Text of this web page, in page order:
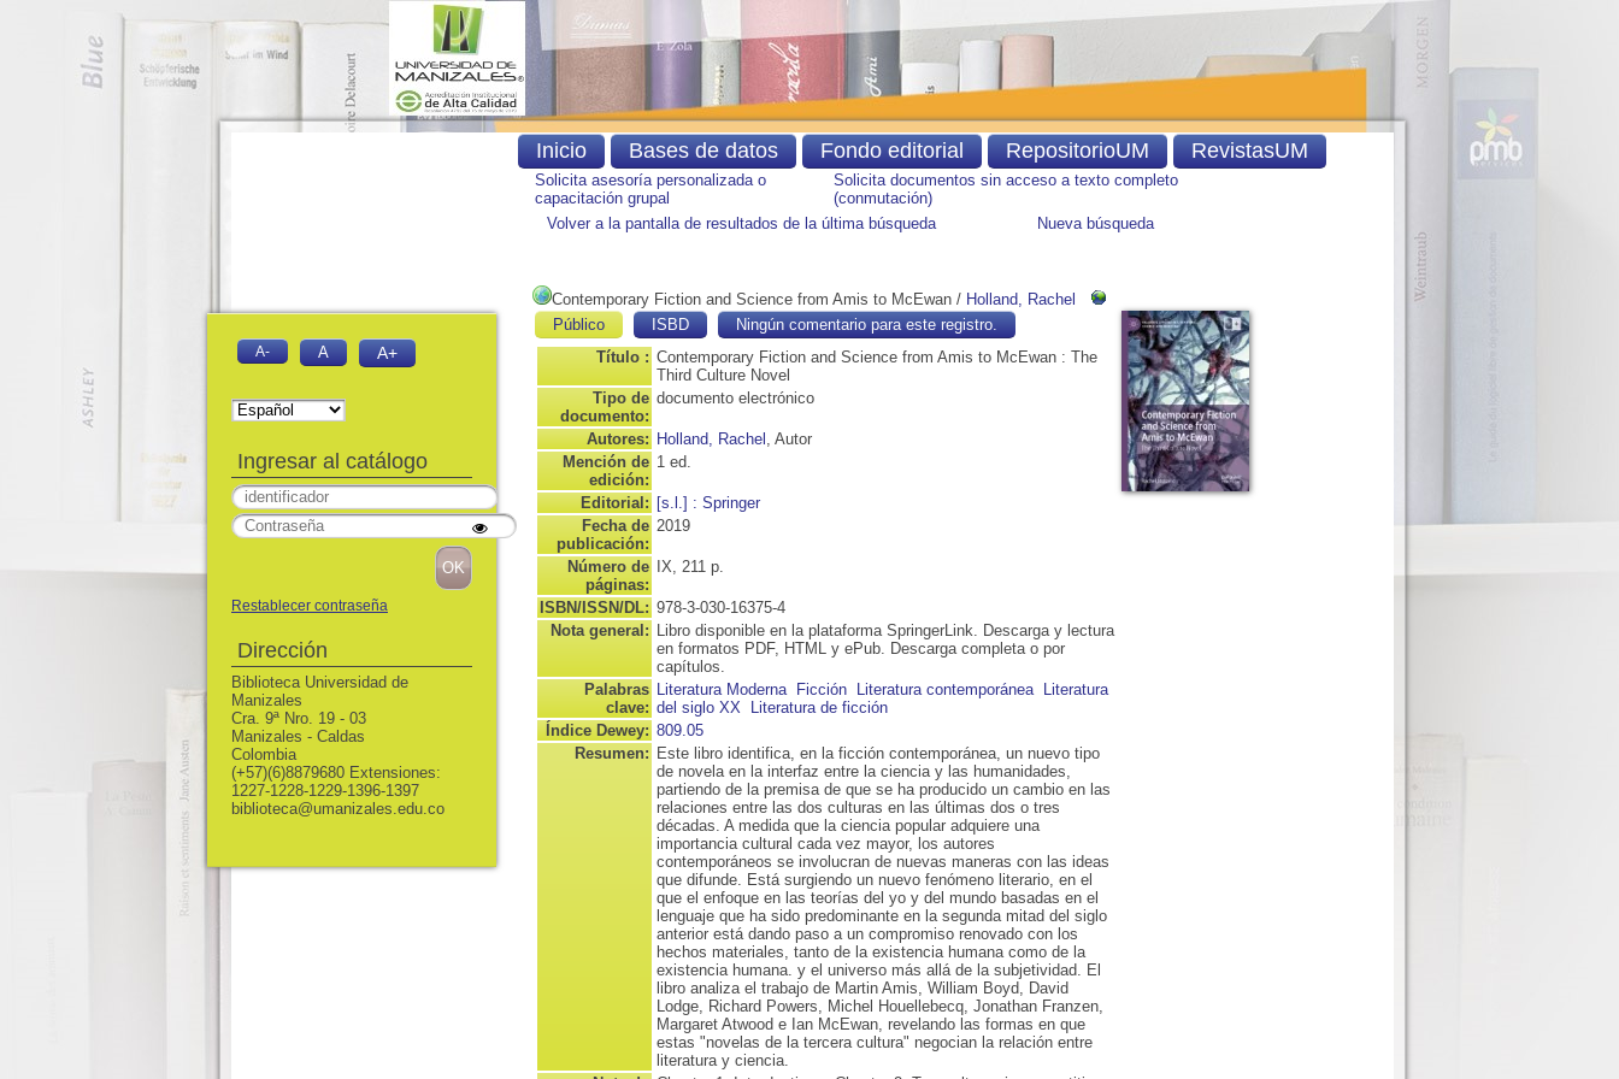
Solicita asesoría personalizada o
capacitación grupal
Solicita documentos sin acceso a texto completo
(conmutación)
Volver a la pantalla de resultados de la última búsqueda
Nueva búsqueda
Contemporary Fiction and Science from Amis to McEwan / Holland, Rachel
Público
ISBD
Ningún comentario para este registro.
Título : Contemporary Fiction and Science from Amis to McEwan : The
Third Culture Novel
Tipo de
documento:
documento electrónico
Autores: Holland, Rachel , Autor
Mención de
edición:
1 ed.
Editorial: [s.l.] : Springer
Fecha de
publicación:
2019
Número de
páginas:
IX, 211 p.
ISBN/ISSN/DL: 978-3-030-16375-4
Nota general: Libro disponible en la plataforma SpringerLink. Descarga y lectura
en formatos PDF, HTML y ePub. Descarga completa o por
capítulos.
Palabras
clave:
Literatura Moderna Ficción Literatura contemporánea
Literatura
del siglo XX
Literatura de ficción
Índice Dewey: 809.05
Resumen: Este libro identifica, en la ficción contemporánea, un nuevo tipo
de novela en la interfaz entre la ciencia y las humanidades,
partiendo de la premisa de que se ha producido un cambio en las
relaciones entre las dos culturas en las últimas dos o tres
décadas. A medida que la ciencia popular adquiere una
importancia cultural cada vez mayor, los autores
contemporáneos se involucran de nuevas maneras con las ideas
que difunde. Está surgiendo un nuevo fenómeno literario, en el
que el enfoque en las teorías del yo y del mundo basadas en el
lenguaje que ha sido predominante en la segunda mitad del siglo
anterior está dando paso a un compromiso renovado con los
hechos materiales, tanto de la existencia humana como de la
existencia humana. y el universo más allá de la subjetividad. El
libro analiza el trabajo de Martin Amis, William Boyd, David
Lodge, Richard Powers, Michel Houellebecq, Jonathan Franzen,
Margaret Atwood e Ian McEwan, revelando las formas en que
estas "novelas de la tercera cultura" negocian la relación entre
literatura y ciencia.
Inicio Bases de datos Fondo editorial RepositorioUM RevistasUM
A- A A+
Ingresar al catálogo
Restablecer contraseña
Dirección
Biblioteca Universidad de
Manizales
Cra. 9ª Nro. 19 - 03
Manizales - Caldas
Colombia
(+57)(6)8879680 Extensiones:
1227-1228-1229-1396-1397
biblioteca@umanizales.edu.co